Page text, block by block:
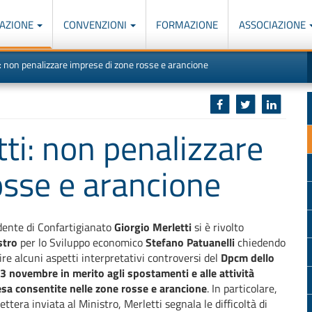
CONVENZIONI FORMAZIONE ASSOCIAZIONE
penalizzare imprese di zone rosse e arancione
non penalizzare
e arancione
di ConfartigianatoGiorgio Merlettisi è rivolto
per lo Sviluppo economicoStefano Patuanellichiedendo
alcuni aspetti interpretativi controversi del Dpcm dello
novembre in merito agli spostamenti e alle attività
consentite nelle zone rosse e arancione. In particolare,
inviata al Ministro, Merletti segnala le difficoltà di